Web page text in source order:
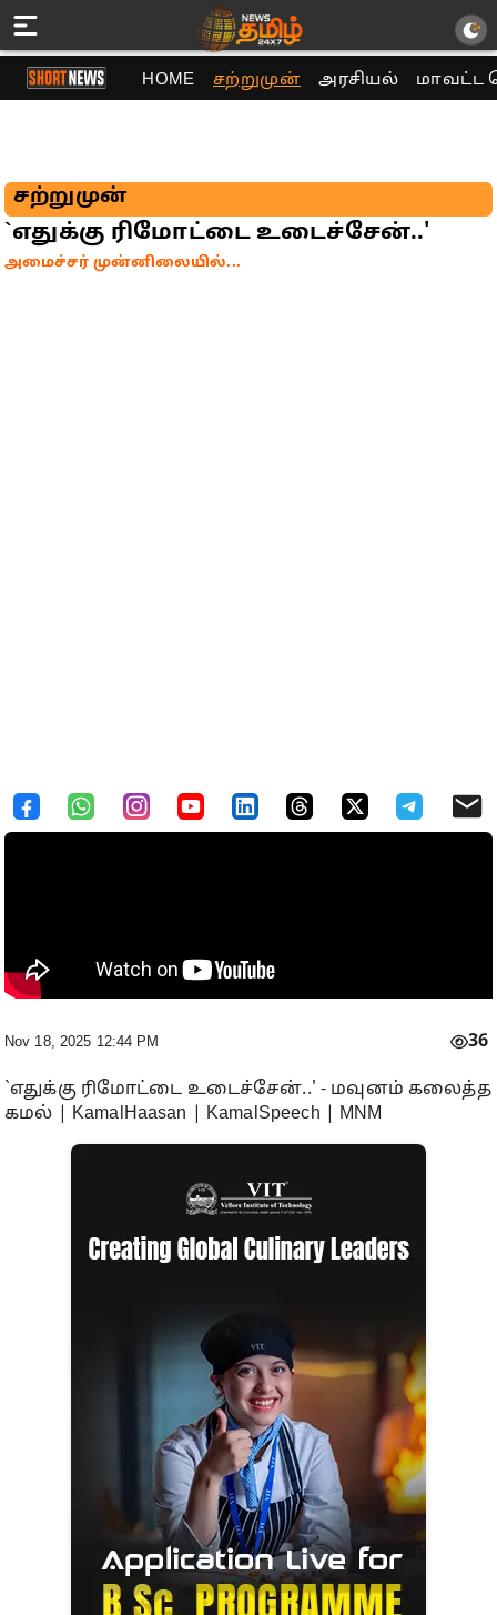
HOME சற்றுமுன் அரசியல் மாவட்ட
சற்றுமுன்
`எதுக்கு ரிமோட்டை உடைச்சேன்..'
அமைச்சர் முன்னிலையில்...
Nov 18, 2025 12:44 PM 36
`எதுக்கு ரிமோட்டை உடைச்சேன்..' - மவுனம் கலைத்த
கமல் | KamalHaasan | KamalSpeech | MNM